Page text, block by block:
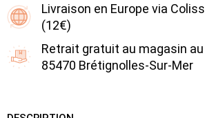
Livraison en Europe via
(12€)
Retrait gratuit au magasin
85470 Brétignolles-Sur-Mer